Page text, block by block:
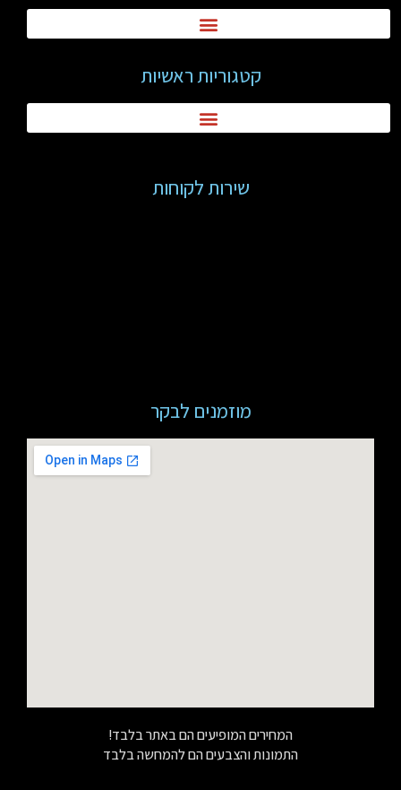
קטגוריות ראשיות
שירות לקוחות
מוזמנים לבקר
המחירים המופיעים הם באתר בלבד!
התמונות והצבעים הם להמחשה בלבד